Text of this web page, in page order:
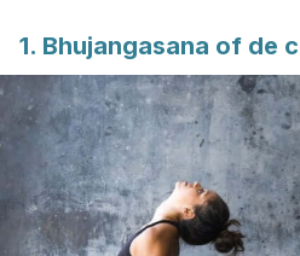
1. Bhujangasana of de